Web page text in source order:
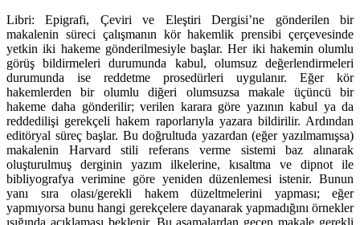
Libri: Epigrafi, Çeviri ve Eleştiri Dergisi’ne gönderilen bir
makalenin süreci çalışmanın kör hakemlik prensibi çerçevesinde
yetkin iki hakeme gönderilmesiyle başlar. Her iki hakemin olumlu
görüş bildirmeleri durumunda kabul, olumsuz değerlendirmeleri
durumunda ise reddetme prosedürleri uygulanır. Eğer kör
hakemlerden bir olumlu diğeri olumsuzsa makale üçüncü bir
hakeme daha gönderilir; verilen karara göre yazının kabul ya da
reddedilişi gerekçeli hakem raporlarıyla yazara bildirilir. Ardından
editöryal süreç başlar. Bu doğrultuda yazardan (eğer yazılmamışsa)
makalenin Harvard stili referans verme sistemi baz alınarak
oluşturulmuş derginin yazım ilkelerine, kısaltma ve dipnot ile
bibliyografya verimine göre yeniden düzenlemesi istenir. Bunun
yanı sıra olası/gerekli hakem düzeltmelerini yapması; eğer
yapmıyorsa bunu hangi gerekçelere dayanarak yapmadığını örnekler
ışığında açıklaması beklenir. Bu aşamalardan geçen makale gerekli